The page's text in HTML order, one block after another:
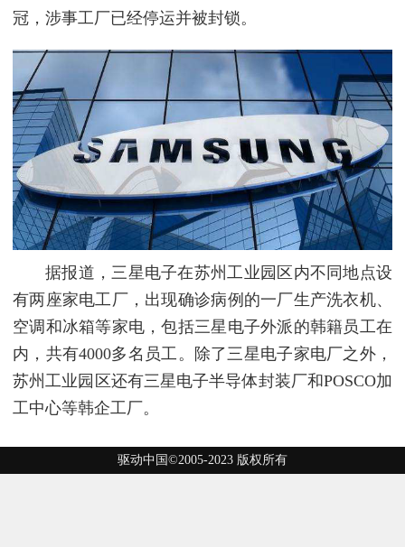
冠，涉事工厂已经停运并被封锁。
据报道，三星电子在苏州工业园区内不同地点设
有两座家电工厂，出现确诊病例的一厂生产洗衣机、
空调和冰箱等家电，包括三星电子外派的韩籍员工在
内，共有4000多名员工。除了三星电子家电厂之外，
苏州工业园区还有三星电子半导体封装厂和POSCO加
工中心等韩企工厂。
驱动中国©2005-2023 版权所有